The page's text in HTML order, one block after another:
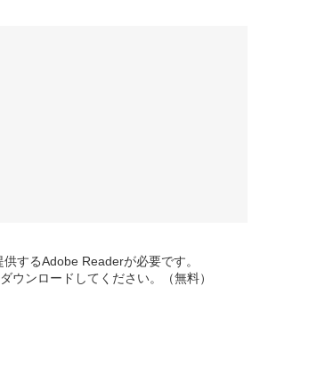
するAdobe Readerが必要です。
ウンロードしてください。（無料）